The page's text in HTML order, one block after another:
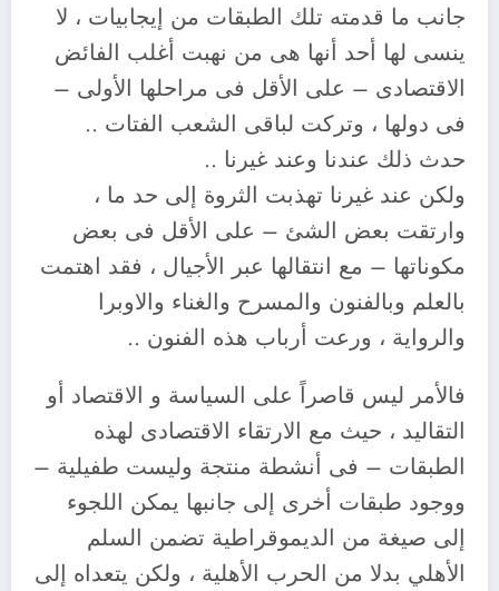
جانب ما قدمته تلك الطبقات من إيجابيات ، لا
ينسى لها أحد أنها هى من نهبت أغلب الفائض
الاقتصادى – على الأقل فى مراحلها الأولى –
فى دولها ، وتركت لباقى الشعب الفتات ..
حدث ذلك عندنا وعند غيرنا ..
ولكن عند غيرنا تهذبت الثروة إلى حد ما ،
وارتقت بعض الشئ – على الأقل فى بعض
مكوناتها – مع انتقالها عبر الأجيال ، فقد اهتمت
بالعلم وبالفنون والمسرح والغناء والاوبرا
والرواية ، ورعت أرباب هذه الفنون ..
فالأمر ليس قاصراً على السياسة و الاقتصاد أو
التقاليد ، حيث مع الارتقاء الاقتصادى لهذه
الطبقات – فى أنشطة منتجة وليست طفيلية –
ووجود طبقات أخرى إلى جانبها يمكن اللجوء
إلى صيغة من الديموقراطية تضمن السلم
الأهلي بدلا من الحرب الأهلية ، ولكن يتعداه إلى